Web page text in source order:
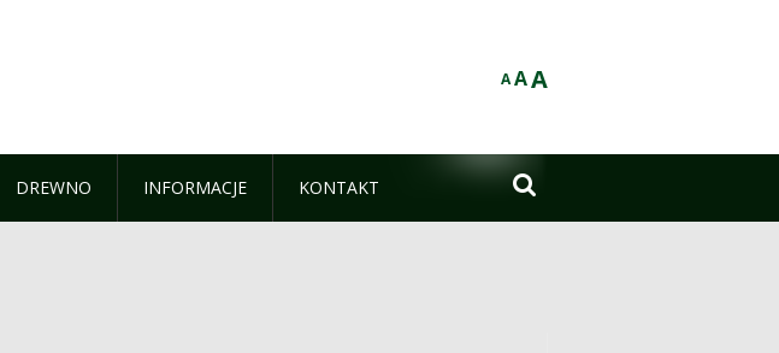
AAA
DREWNO INFORMACJE KONTAKT 